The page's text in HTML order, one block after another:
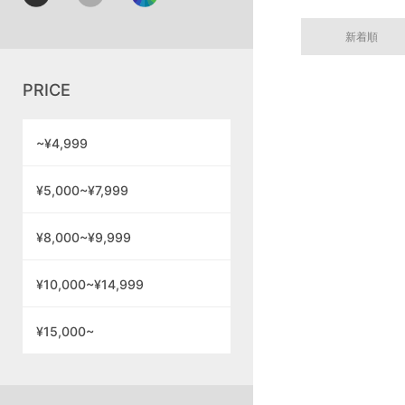
PRICE
~¥4,999
¥5,000~¥7,999
¥8,000~¥9,999
¥10,000~¥14,999
¥15,000~
新着順